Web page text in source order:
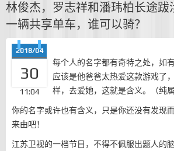
林俊杰，罗志祥和潘玮柏长途跋
一辆共享单车，谁可以骑？
2018/04
30
11:04
每个人的名字都有奇特之处，如
应该是他爸爸太热爱这款游戏了
样，去爱她，这就是含义。（纯属
你的名字或许也有含义，只是你还没有发现
来由吧！
江苏卫视的一档节目，不得不佩服出题人的